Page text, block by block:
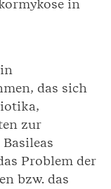
in
das sich
zur
Problem der
bzw. das